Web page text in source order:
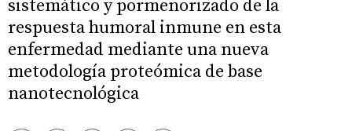
sistemático y pormenorizado de la
respuesta humoral inmune en esta
enfermedad mediante una nueva
metodología proteómica de base
nanotecnológica